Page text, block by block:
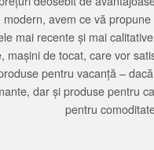
avem ce vă
mai recente și mai
mașini de tocat, care vor
pentru vacanță –
dar și produse pentru
pentru